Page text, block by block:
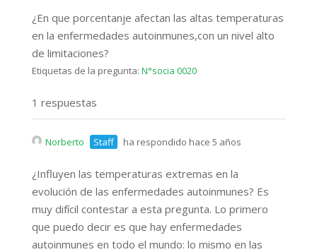
¿En que porcentanje afectan las altas temperaturas
en la enfermedades autoinmunes,con un nivel alto
de limitaciones?
Etiquetas de la pregunta: N°socia 0020
1 respuestas
Norberto Staff ha respondido hace 5 años
¿Influyen las temperaturas extremas en la
evolución de las enfermedades autoinmunes? Es
muy difícil contestar a esta pregunta. Lo primero
que puedo decir es que hay enfermedades
autoinmunes en todo el mundo: lo mismo en las